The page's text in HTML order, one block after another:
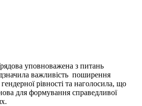
уповноважена з питань
важливість поширення
рівності та наголосила, що
для формування справедливої